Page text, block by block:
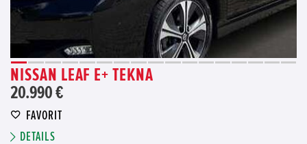
NISSAN LEAF E+ TEKNA
20.990 €
FAVORIT
DETAILS